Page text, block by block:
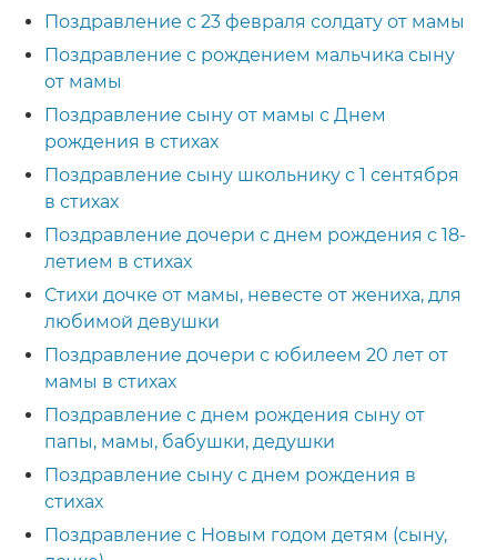
Поздравление с 23 февраля солдату от мамы
Поздравление с рождением мальчика сыну
от мамы
Поздравление сыну от мамы с Днем
рождения в стихах
Поздравление сыну школьнику с 1 сентября
в стихах
Поздравление дочери с днем рождения с 18-
летием в стихах
Стихи дочке от мамы, невесте от жениха, для
любимой девушки
Поздравление дочери с юбилеем 20 лет от
мамы в стихах
Поздравление с днем рождения сыну от
папы, мамы, бабушки, дедушки
Поздравление сыну с днем рождения в
стихах
Поздравление с Новым годом детям (сыну,